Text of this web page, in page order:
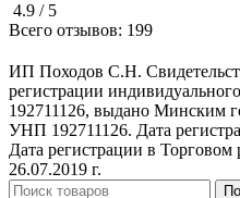
4.9 / 5
Всего отзывов: 199
ИП Походов С.Н.
регистрации
192711126, выдано Минским
УНП 192711126. Дата
Дата регистрации в Торговом
26.07.2019 г.